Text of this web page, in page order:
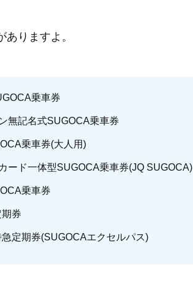
ありますよ。
乗車券
無記名式SUGOCA乗車券
乗車券(大人用)
ード一体型SUGOCA乗車券(JQ SUGOCA)
乗車券
券
定期券(SUGOCAエクセルパス)